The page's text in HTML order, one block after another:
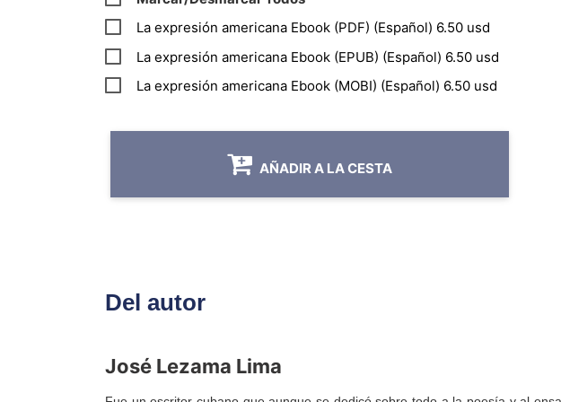
La expresión americana Ebook (PDF) (Español) 6.50 usd
La expresión americana Ebook (EPUB) (Español) 6.50 usd
La expresión americana Ebook (MOBI) (Español) 6.50 usd
AÑADIR A LA CESTA
Del autor
José Lezama Lima